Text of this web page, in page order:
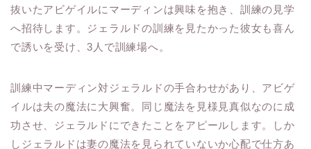
抜いたアビゲイルにマーディンは興味を抱き、訓練の見学
へ招待します。ジェラルドの訓練を見たかった彼女も喜ん
で誘いを受け、3人で訓練場へ。
訓練中マーディン対ジェラルドの手合わせがあり、アビゲ
イルは夫の魔法に大興奮。同じ魔法を見様見真似なのに成
功させ、ジェラルドにできたことをアピールします。しか
しジェラルドは妻の魔法を見られていないか心配で仕方あ